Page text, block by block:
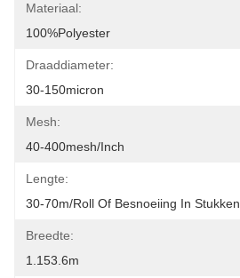
Materiaal:
100%polyester
Draaddiameter:
30-150micron
Mesh:
40-400mesh/inch
Lengte:
30-70m/roll Of Besnoeiing In Stukken
Breedte:
1.153.6m